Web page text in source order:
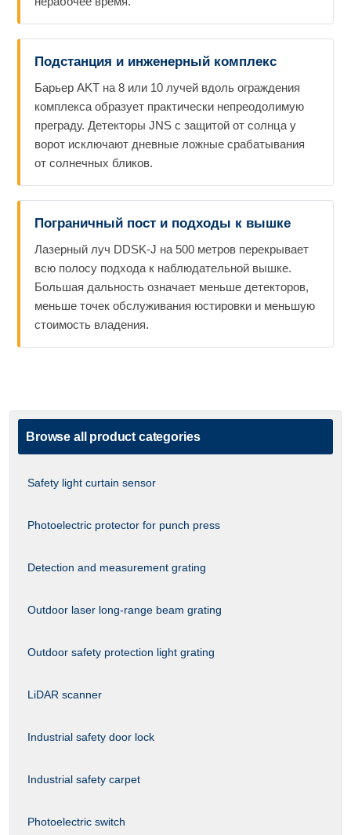
Подстанция и инженерный комплекс
Барьер AKT на 8 или 10 лучей вдоль ограждения
комплекса образует практически непреодолимую
преграду. Детекторы JNS с защитой от солнца у
ворот исключают дневные ложные срабатывания
от солнечных бликов.
Пограничный пост и подходы к вышке
Лазерный луч DDSK-J на 500 метров перекрывает
всю полосу подхода к наблюдательной вышке.
Большая дальность означает меньше детекторов,
меньше точек обслуживания юстировки и меньшую
стоимость владения.
Browse all product categories
Safety light curtain sensor
Photoelectric protector for punch press
Detection and measurement grating
Outdoor laser long-range beam grating
Outdoor safety protection light grating
LiDAR scanner
Industrial safety door lock
Industrial safety carpet
Photoelectric switch